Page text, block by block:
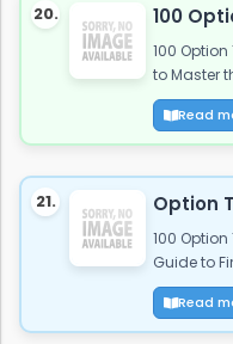
20. 100
100
to Master
Read
21. Option
100
Guide to
Read